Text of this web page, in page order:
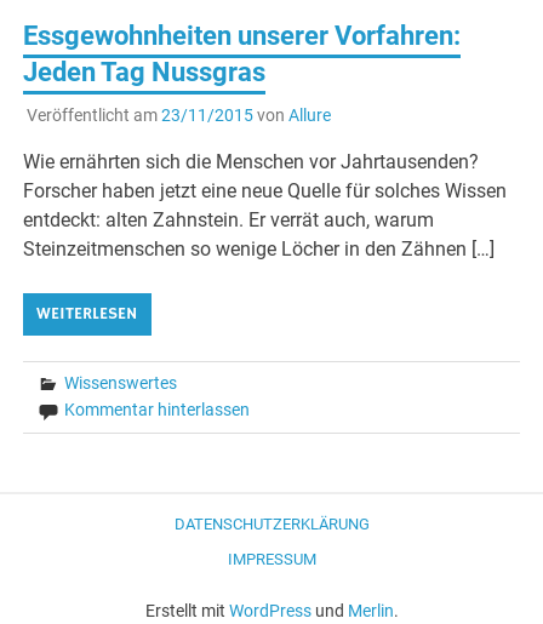
Essgewohnheiten unserer Vorfahren:
Jeden Tag Nussgras
Veröffentlicht am23/11/2015von Allure
Wie ernährten sich die Menschen vor Jahrtausenden?
Forscher haben jetzt eine neue Quelle für solches Wissen
entdeckt: alten Zahnstein. Er verrät auch, warum
Steinzeitmenschen so wenige Löcher in den Zähnen […]
WEITERLESEN
Wissenswertes
Kommentar hinterlassen
DATENSCHUTZERKLÄRUNG
IMPRESSUM
Erstellt mit WordPressund Merlin.